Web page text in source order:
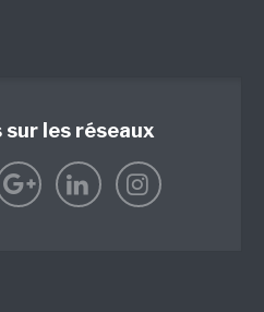
sur les réseaux